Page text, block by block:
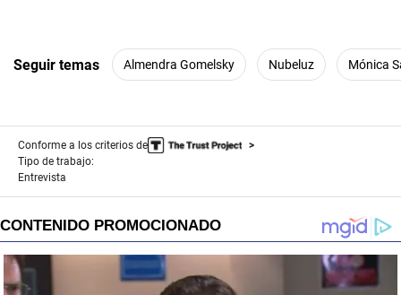
Seguir temas Almendra Gomelsky Nubeluz Mónica
Conforme a los criterios de
Tipo de trabajo:
Entrevista